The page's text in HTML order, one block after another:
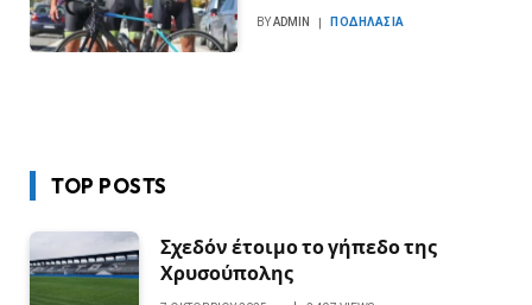
BYADMIN ΠΟΔΗΛΑΣΊΑ
TOP POSTS
Σχεδόν έτοιμο το γήπεδο της
Χρυσούπολης